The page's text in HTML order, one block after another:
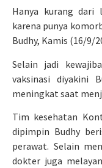
Hanya kurang dari
karena punya
Budhy, Kamis (16/9/
Selain jadi
vaksinasi diyakini
meningkat saat
Tim kesehatan
dipimpin Budhy
perawat. Selain
dokter juga